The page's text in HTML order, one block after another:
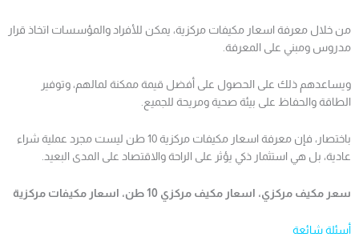
من خلال معرفة اسعار مكيفات مركزية، يمكن للأفراد والمؤسسات اتخاذ قرار
مدروس ومبني على المعرفة.
ويساعدهم ذلك على الحصول على أفضل قيمة ممكنة لمالهم، وتوفير
الطاقة والحفاظ على بيئة صحية ومريحة للجميع.
باختصار، فإن معرفة اسعار مكيفات مركزية 10 طن ليست مجرد عملية شراء
عادية، بل هي استثمار ذكي يؤثر على الراحة والاقتصاد على المدى البعيد.
سعر مكيف مركزي، اسعار مكيف مركزي 10 طن، اسعار مكيفات مركزية
أسئلة شائعة